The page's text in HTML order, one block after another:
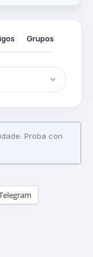
Grupos
Proba con